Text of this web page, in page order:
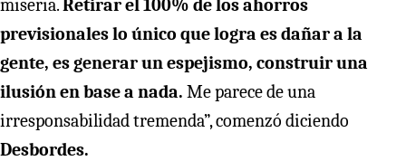
miseria.Retirar el 100% de los ahorros
previsionales lo único que logra es dañar a la
gente, es generar un espejismo, construir una
ilusión en base a nada. Me parece de una
irresponsabilidad tremenda”, comenzó diciendo
Desbordes.